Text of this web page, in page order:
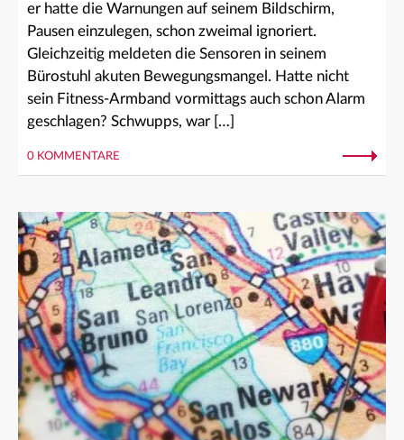
er hatte die Warnungen auf seinem Bildschirm,
Pausen einzulegen, schon zweimal ignoriert.
Gleichzeitig meldeten die Sensoren in seinem
Bürostuhl akuten Bewegungsmangel. Hatte nicht
sein Fitness-Armband vormittags auch schon Alarm
geschlagen? Schwupps, war […]
0 KOMMENTARE